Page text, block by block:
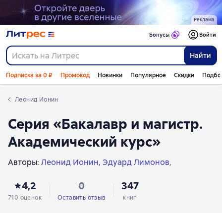
Реклама
Найти
Бонусы Войти
Подписка за 0 ₽ Промокод Новинки Популярное Скидки
Леонид Ионин
Серия «Бакалавр и магистр.
Академический курс»
Авторы: Леонид Ионин Эдуард Лимонов
Вадим Анатольевич Белов
Б. В. Марков
Р. И. Хасбулатов Владимир Попондопуло
4,2
710 оценок
0
Оставить отзыв
347
книг